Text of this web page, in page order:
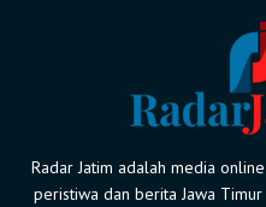
Radar Jatim adalah media
peristiwa dan berita Jawa